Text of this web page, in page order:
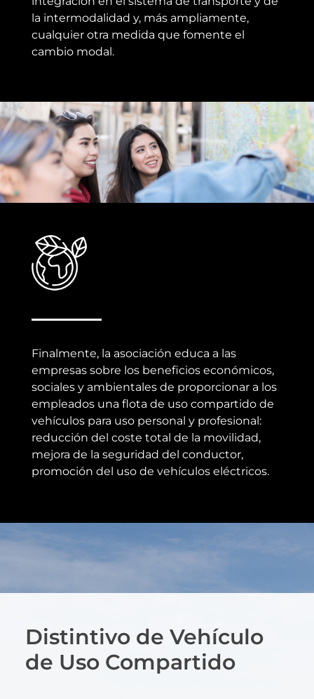
la intermodalidad y, más ampliamente,
cualquier otra medida que fomente el
cambio modal.
Finalmente, la asociación educa a las
empresas sobre los beneficios económicos,
sociales y ambientales de proporcionar a los
empleados una flota de uso compartido de
vehículos para uso personal y profesional:
reducción del coste total de la movilidad,
mejora de la seguridad del conductor,
promoción del uso de vehículos eléctricos.
Distintivo de Vehículo
de Uso Compartido